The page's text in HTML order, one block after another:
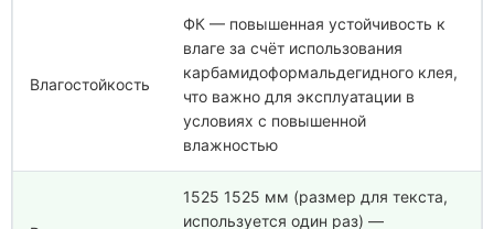
Влагостойкость
ФК — повышенная устойчивость к
влаге за счёт использования
карбамидоформальдегидного клея,
что важно для эксплуатации в
условиях с повышенной
влажностью
1525 1525 мм (размер для текста,
используется один раз) —